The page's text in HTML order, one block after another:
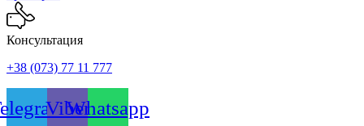
Консультация
+38 (073) 77 11 777
ViberWhatsapp